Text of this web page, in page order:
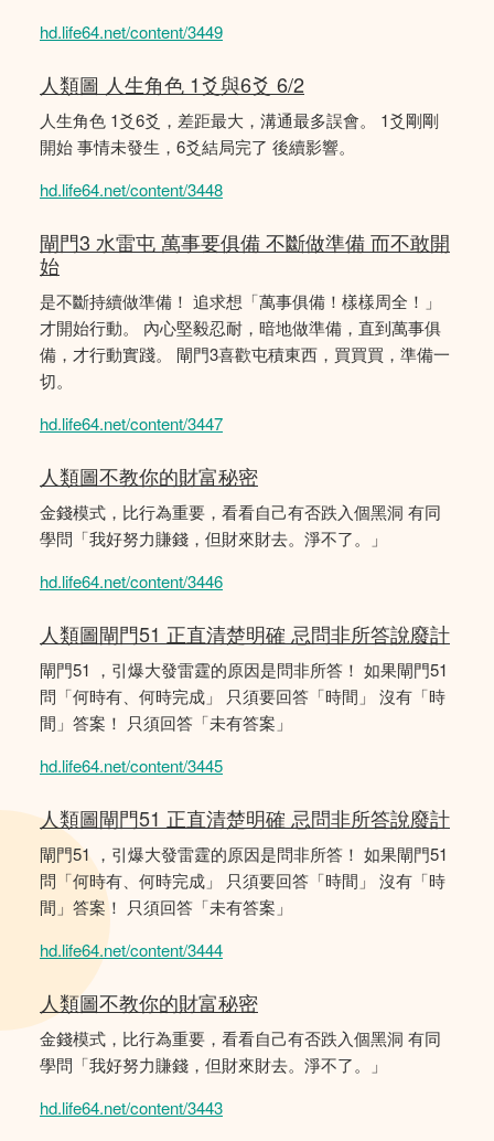
hd.life64.net/content/3449
人類圖 人生角色 1爻與6爻 6/2
人生角色 1爻6爻，差距最大，溝通最多誤會。 1爻剛剛
開始 事情未發生，6爻結局完了 後續影響。
hd.life64.net/content/3448
閘門3 水雷屯 萬事要俱備 不斷做準備 而不敢開
始
是不斷持續做準備！ 追求想「萬事俱備！樣樣周全！」
才開始行動。 內心堅毅忍耐，暗地做準備，直到萬事俱
備，才行動實踐。 閘門3喜歡屯積東西，買買買，準備一
切。
hd.life64.net/content/3447
人類圖不教你的財富秘密
金錢模式，比行為重要，看看自己有否跌入個黑洞 有同
學問「我好努力賺錢，但財來財去。淨不了。」
hd.life64.net/content/3446
人類圖閘門51 正直清楚明確 忌問非所答說廢計
閘門51 ，引爆大發雷霆的原因是問非所答！ 如果閘門51
問「何時有、何時完成」 只須要回答「時間」 沒有「時
間」答案！ 只須回答「未有答案」
hd.life64.net/content/3445
人類圖閘門51 正直清楚明確 忌問非所答說廢計
閘門51 ，引爆大發雷霆的原因是問非所答！ 如果閘門51
問「何時有、何時完成」 只須要回答「時間」 沒有「時
間」答案！ 只須回答「未有答案」
hd.life64.net/content/3444
人類圖不教你的財富秘密
金錢模式，比行為重要，看看自己有否跌入個黑洞 有同
學問「我好努力賺錢，但財來財去。淨不了。」
hd.life64.net/content/3443